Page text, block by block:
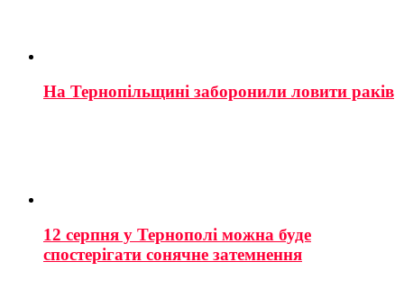
На Тернопільщині заборонили ловити раків
12 серпня у Тернополі можна буде
спостерігати сонячне затемнення